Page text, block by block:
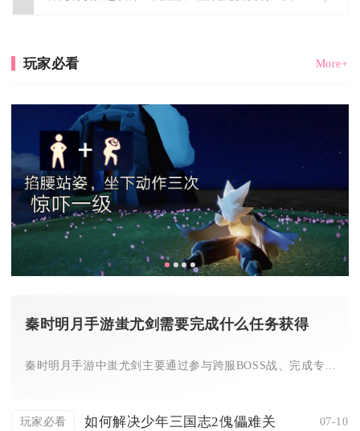
玩家必看 More+
秦时明月手游蚩尤剑需要完成什么任务获得
玩家必看 如何解决少年三国志2傀儡难关 07-10